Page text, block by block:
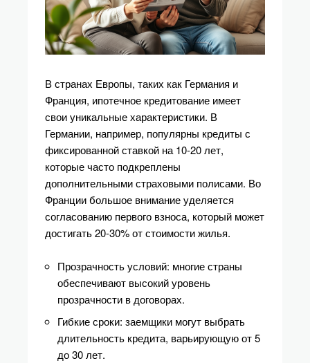
В странах Европы, таких как Германия и
Франция, ипотечное кредитование имеет
свои уникальные характеристики. В
Германии, например, популярны кредиты с
фиксированной ставкой на 10-20 лет,
которые часто подкреплены
дополнительными страховыми полисами. Во
Франции большое внимание уделяется
согласованию первого взноса, который может
достигать 20-30% от стоимости жилья.
Прозрачность условий: многие страны
обеспечивают высокий уровень
прозрачности в договорах.
Гибкие сроки: заемщики могут выбрать
длительность кредита, варьирующую от 5
до 30 лет.